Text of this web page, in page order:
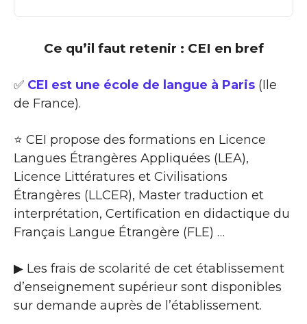
Ce qu’il faut retenir : CEI en bref
✅ CEI est une école de langue à Paris (Ile
de France).
⭐ CEI propose des formations en Licence
Langues Étrangères Appliquées (LEA),
Licence Littératures et Civilisations
Étrangères (LLCER), Master traduction et
interprétation, Certification en didactique du
Français Langue Étrangère (FLE) …
▶ Les frais de scolarité de cet établissement
d’enseignement supérieur sont disponibles
sur demande auprès de l’établissement.